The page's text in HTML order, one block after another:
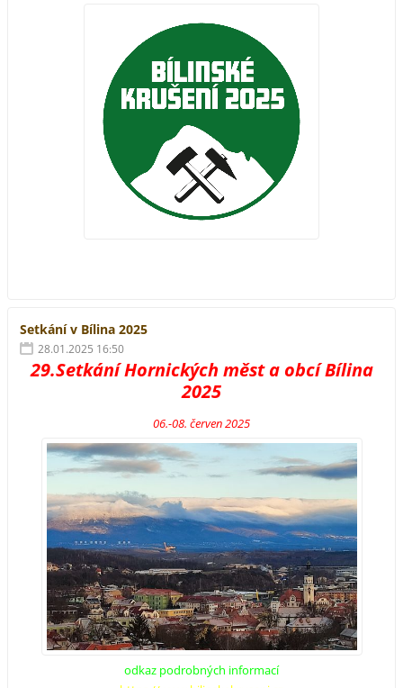
Setkání v Bílina 2025
28.01.2025 16:50
29.Setkání Hornických měst a obcí Bílina
2025
06.-08. červen 2025
odkaz podrobných informací